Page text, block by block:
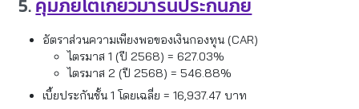
5.คุ้มภัยโตเกียวมารีนประกันภัย
อัตราส่วนความเพียงพอของเงินกองทุน (CAR)
ไตรมาส 1 (ปี 2568) = 627.03%
ไตรมาส 2 (ปี 2568) = 546.88%
เบี้ยประกันชั้น 1 โดยเฉลี่ย = 16,937.47 บาท